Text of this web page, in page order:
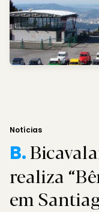
Notícias
B.
realiza
em